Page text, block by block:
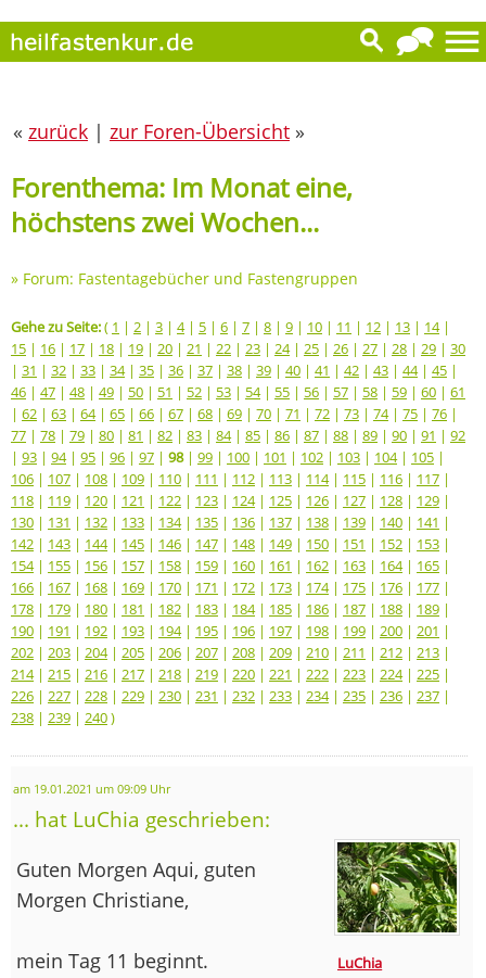
« zurück | zur Foren-Übersicht »
Forenthema: Im Monat eine,
höchstens zwei Wochen...
» Forum: Fastentagebücher und Fastengruppen
Gehe zu Seite:( 1 | 2 | 3 | 4| 5 | 6 | 7 | 8 | 9 | 10 | 11 | 12 | 13 | 14|
15 | 16 | 17 | 18 | 19 | 20 | 21 | 22 | 23 | 24| 25 | 26 | 27 | 28 | 29 | 30
| 31 | 32 | 33 | 34| 35 | 36 | 37 | 38 | 39 | 40 | 41 | 42 | 43 | 44| 45 |
46 | 47 | 48 | 49 | 50 | 51 | 52 | 53 | 54| 55 | 56 | 57 | 58 | 59 | 60 | 61
| 62 | 63 | 64| 65 | 66 | 67 | 68 | 69 | 70 | 71 | 72 | 73 | 74| 75 | 76 |
77 | 78 | 79 | 80 | 81 | 82 | 83 | 84| 85 | 86 | 87 | 88 | 89 | 90 | 91 | 92
| 93 | 94| 95 | 96 | 97 | 98| 99 | 100 | 101 | 102 | 103 | 104| 105 |
106 | 107 | 108 | 109 | 110 | 111 | 112 | 113 | 114| 115 | 116 | 117 |
118 | 119 | 120 | 121 | 122 | 123 | 124| 125 | 126 | 127 | 128 | 129 |
130 | 131 | 132 | 133 | 134| 135 | 136 | 137 | 138 | 139 | 140 | 141 |
142 | 143 | 144| 145 | 146 | 147 | 148 | 149 | 150 | 151 | 152 | 153 |
154| 155 | 156 | 157 | 158 | 159 | 160 | 161 | 162 | 163 | 164| 165 |
166 | 167 | 168 | 169 | 170 | 171 | 172 | 173 | 174| 175 | 176 | 177 |
178 | 179 | 180 | 181 | 182 | 183 | 184| 185 | 186 | 187 | 188 | 189 |
190 | 191 | 192 | 193 | 194| 195 | 196 | 197 | 198 | 199 | 200 | 201 |
202 | 203 | 204| 205 | 206 | 207 | 208 | 209 | 210 | 211 | 212 | 213 |
214| 215 | 216 | 217 | 218 | 219 | 220 | 221 | 222 | 223 | 224| 225 |
226 | 227 | 228 | 229 | 230 | 231 | 232 | 233 | 234| 235 | 236 | 237 |
238 | 239 | 240)
am 19.01.2021 um 09:09 Uhr
... hat LuChia geschrieben:
LuChia
Guten Morgen Aqui, guten
Morgen Christiane,
mein Tag 11 beginnt.